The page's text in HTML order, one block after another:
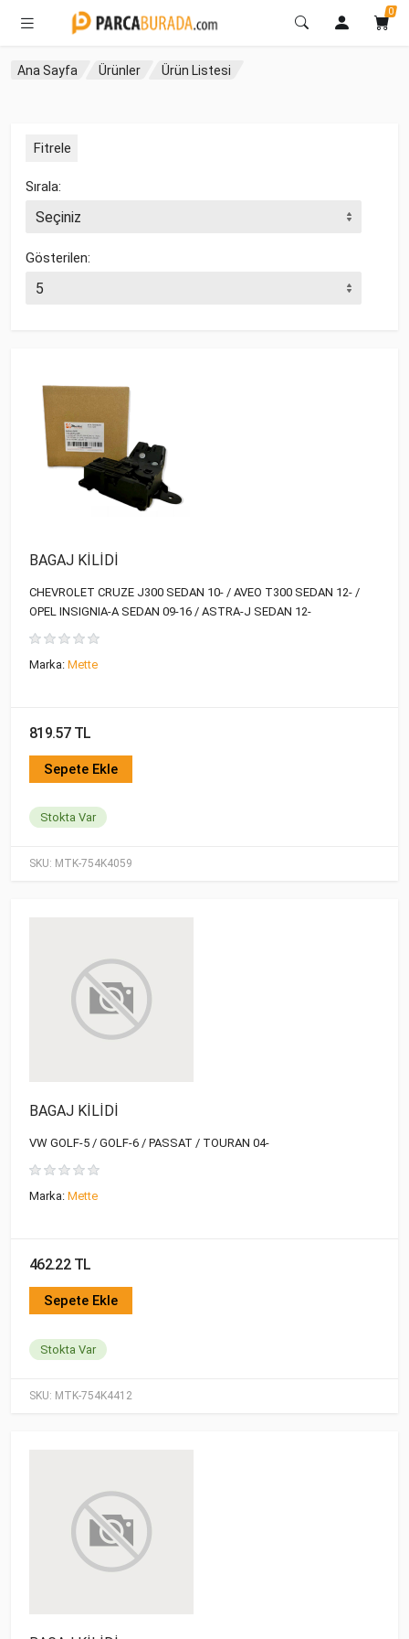
0
Ana Sayfa Ürünler Ürün Listesi
Fitrele
Sırala:
Gösterilen:
SKU: MTK-754K4059
BAGAJ KİLİDİ
CHEVROLET CRUZE J300 SEDAN 10- / AVEO T300 SEDAN 12- /
OPEL INSIGNIA-A SEDAN 09-16 / ASTRA-J SEDAN 12-
Marka: Mette
819.57 TL
Sepete Ekle
Stokta Var
SKU: MTK-754K4412
BAGAJ KİLİDİ
VW GOLF-5 / GOLF-6 / PASSAT / TOURAN 04-
Marka: Mette
462.22 TL
Sepete Ekle
Stokta Var